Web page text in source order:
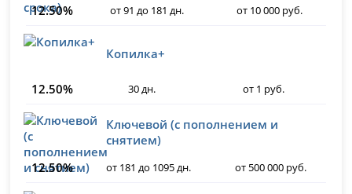
12.50% от 91 до 181 дн. от 10 000 руб.
Копилка+
12.50% 30 дн. от 1 руб.
Ключевой (с пополнением и
снятием)
12.50%
от 181 до 1095 дн. от 500 000 руб.